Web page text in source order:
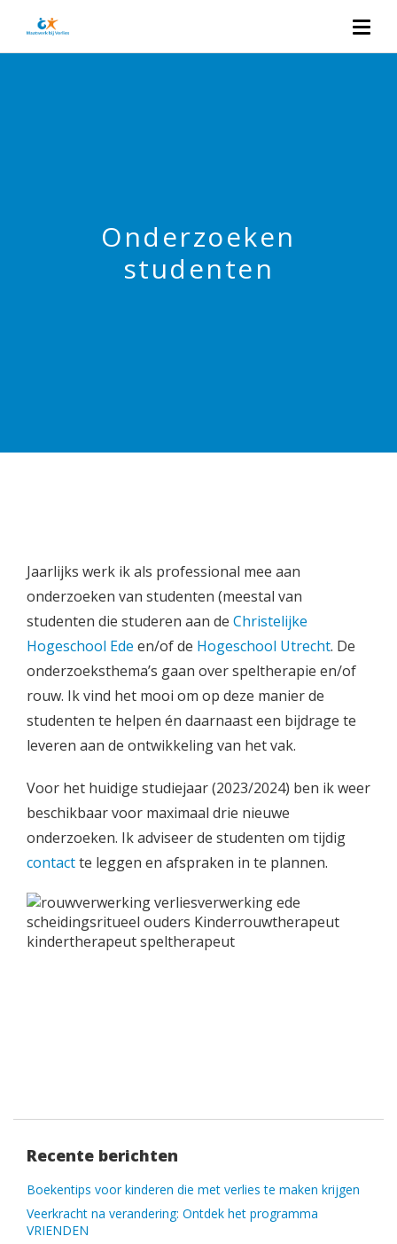
Onderzoeken
studenten
Jaarlijks werk ik als professional mee aan
onderzoeken van studenten (meestal van
studenten die studeren aan de Christelijke
Hogeschool Ede en/of de Hogeschool Utrecht. De
onderzoeksthema’s gaan over speltherapie en/of
rouw. Ik vind het mooi om op deze manier de
studenten te helpen én daarnaast een bijdrage te
leveren aan de ontwikkeling van het vak.
Voor het huidige studiejaar (2023/2024) ben ik weer
beschikbaar voor maximaal drie nieuwe
onderzoeken. Ik adviseer de studenten om tijdig
contactte leggen en afspraken in te plannen.
Recente berichten
Boekentips voor kinderen die met verlies te maken krijgen
Veerkracht na verandering: Ontdek het programma
VRIENDEN